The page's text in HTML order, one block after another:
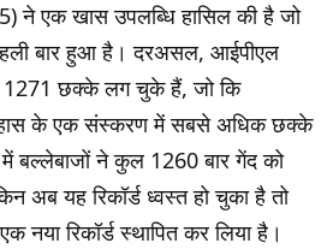
ने एक खास उपलब्धि हासिल की है जो
बार हुआ है। दरअसल, आईपीएल
छक्के लग चुके हैं, जो कि
के एक संस्करण में सबसे अधिक छक्के
ने कुल 1260 बार गेंद को
अब यह रिकॉर्ड ध्वस्त हो चुका है तो
नया रिकॉर्ड स्थापित कर लिया है।